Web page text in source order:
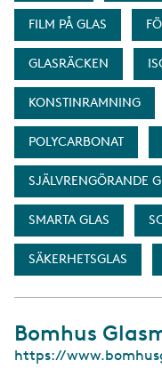
FILM PÅ GLAS
GLASRÄCKEN
KONSTINRAMNING
POLYCARBONAT
SJÄLVRENGÖRANDE
SMARTA GLAS
SÄKERHETSGLAS
Bomhus
W
https://